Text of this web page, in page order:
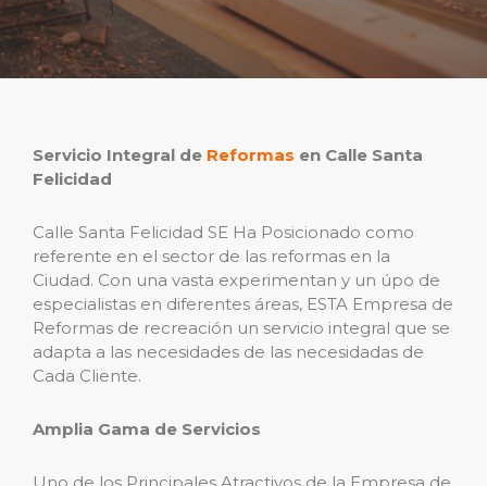
Servicio Integral de Reformas en Calle Santa
Felicidad
Calle Santa Felicidad SE Ha Posicionado como
referente en el sector de las reformas en la
Ciudad. Con una vasta experimentan y un úpo de
especialistas en diferentes áreas, ESTA Empresa de
Reformas de recreación un servicio integral que se
adapta a las necesidades de las necesidadas de
Cada Cliente.
Amplia Gama de Servicios